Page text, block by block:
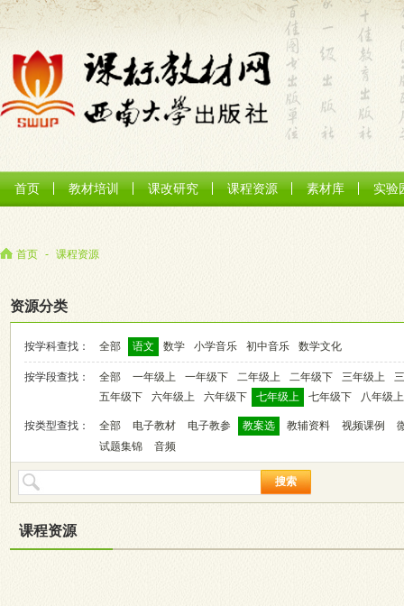
首页 教材培训 课改研究 课程资源 素材库 实验
首页 - 课程资源
资源分类
按学科查找： 全部 语文 数学 小学音乐 初中音乐 数学文化
按学段查找： 全部 一年级上 一年级下 二年级上 二年级下 三年级上
五年级下
六年级上 六年级下 七年级上 七年级下 八年级上
按类型查找： 全部 电子教材 电子教参 教案选 教辅资料 视频课例
试题集锦
音频
搜索
课程资源